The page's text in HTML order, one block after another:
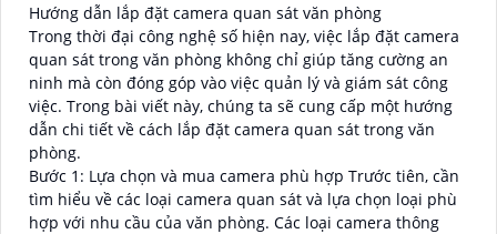
Hướng dẫn lắp đặt camera quan sát văn phòng
Trong thời đại công nghệ số hiện nay, việc lắp đặt camera
quan sát trong văn phòng không chỉ giúp tăng cường an
ninh mà còn đóng góp vào việc quản lý và giám sát công
việc. Trong bài viết này, chúng ta sẽ cung cấp một hướng
dẫn chi tiết về cách lắp đặt camera quan sát trong văn
phòng.
Bước 1: Lựa chọn và mua camera phù hợp Trước tiên, cần
tìm hiểu về các loại camera quan sát và lựa chọn loại phù
hợp với nhu cầu của văn phòng. Các loại camera thông